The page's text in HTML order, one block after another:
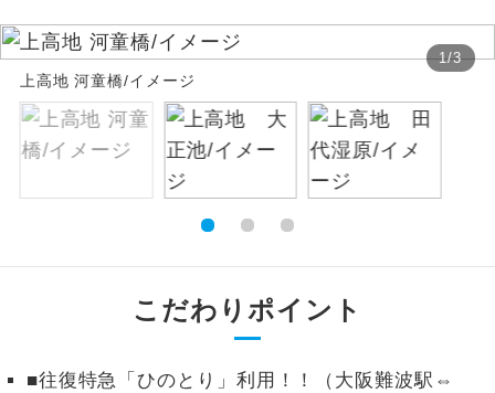
1/3
上高地 河童橋/イメージ
こだわりポイント
■往復特急「ひのとり」利用！！（大阪難波駅⇔
世界遺産
然遺産を訪ねるコースです。
絶景 絶景スポットに立ち寄るコースです。
温泉 温泉地にも宿泊するコースです。
す。
全てのお食事が付いていますので、お食
く）